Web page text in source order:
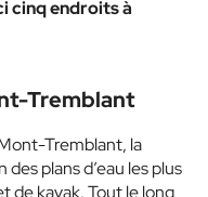
cinq endroits à
Tremblant
Tremblant, la
plans d’eau les plus
de kayak. Tout le long